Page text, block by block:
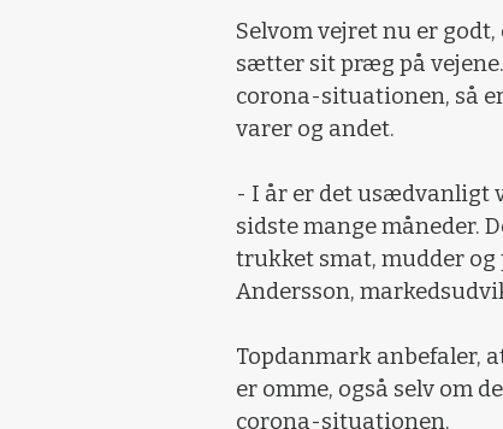
Selvom vejret nu er
sætter sit præg på
corona-situationen, så
varer og andet.
- I år er det usædvanligt
sidste mange måneder.
trukket smat, mudder og
Andersson,
Topdanmark anbefaler,
er omme, også selv om
corona-situationen.